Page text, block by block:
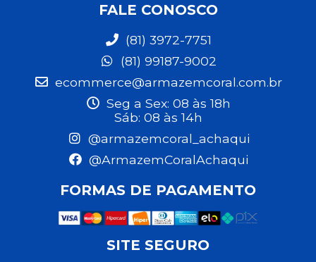
FALE CONOSCO
(81) 3972-7751
(81) 99187-9002
ecommerce@armazemcoral.com.br
Seg a Sex: 08 às 18h
Sáb: 08 às 14h
@armazemcoral_achaqui
@ArmazemCoralAchaqui
FORMAS DE PAGAMENTO
SITE SEGURO